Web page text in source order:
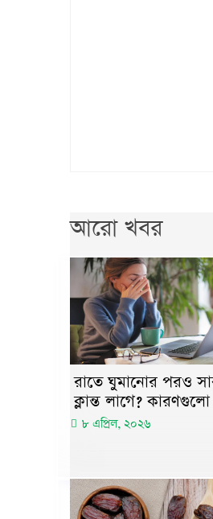
আরো খবর
রাতে ঘুমানোর পরও
ক্লান্ত লাগে?
৮ এপ্রিল, ২০২৬